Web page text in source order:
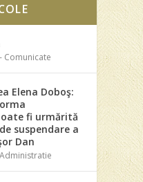
Comunicate
Elena Doboş:
fi urmărită
suspendare a
Dan